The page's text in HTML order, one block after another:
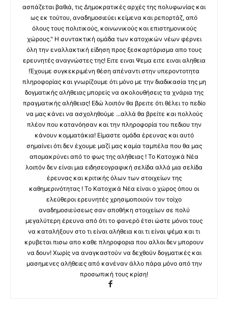
ασπάζεται βαθιά, τις Δημοκρατικές αρχές της πολυφωνίας και
ως εκ τούτου, αναδημοσιεύει κείμενα και ρεπορτάζ, από
όλους τους πολιτικούς, κοινωνικούς και επιστημονικούς
χώρους." Η συντακτική ομάδα των κατοχικών νέων φέρνει
όλη την εναλλακτική είδηση προς ξεσκαρτάρισμα απο τους
ερευνητές αναγνώστες της! Ειτε ειναι Ψεμα ειτε ειναι αληθεια
!Έχουμε συγκεκριμένη θέση απέναντι στην υπεροντοτητα
πληροφορίας και γνωρίζουμε ότι μόνο με την διαδικασία της μη
δογματικής αλήθειας μπορείς να ακολουθήσεις τα χνάρια της
πραγματικής αλήθειας! Εδώ λοιπόν θα βρειτε ότι θέλει το πεδίο
να μας κάνει να ασχοληθούμε ...αλλά θα βρείτε και πολλούς
πλέον που κατανόησαν και την πληροφορία του πεδιου την
κάνουν κομματάκια! Είμαστε ομάδα έρευνας και αυτό
σημαίνει ότι δεν έχουμε μαζί μας καμία ταμπέλα που θα μας
απομακρύνει από το φως της αλήθειας ! Το Κατοχικά Νέα
λοιπόν δεν είναι μια ειδησεογραφική σελίδα αλλά μια σελίδα
έρευνας και κριτικής όλων των στοιχείων της
καθημερινότητας ! Το Κατοχικά Νέα είναι ο χώρος όπου οι
ελεύθεροι ερευνητές χρησιμοποιούν τον τοίχο
αναδημοσιεύσεως σαν αποθήκη στοιχείων σε πολύ
μεγαλύτερη έρευνα από ότι το φανερό έτσι ώστε μόνοι τους
να καταλήξουν στο τι είναι αλήθεια και τι είναι ψέμα και τι
κρυβεται πισω απο καθε πληροφορια που αλλοι δεν μπορουν
να δουν! Χωρίς να αναγκαστούν να δεχθούν δογματικές και
μασημενες αλήθειες από κανέναν άλλο πάρα μόνο από την
προσωπική τους κρίση!